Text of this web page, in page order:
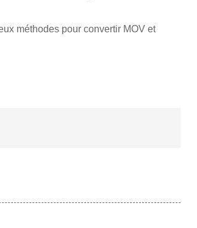
méthodes pour convertir MOV et